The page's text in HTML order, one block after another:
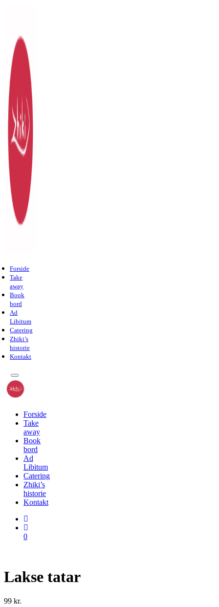
Forside
Take
away
Book
bord
Ad
Libitum
Catering
Zhiki’s
historie
Kontakt
Forside
Take
away
Book
bord
Ad
Libitum
Catering
Zhiki’s
historie
Kontakt
0
Lakse tatar
99 kr.